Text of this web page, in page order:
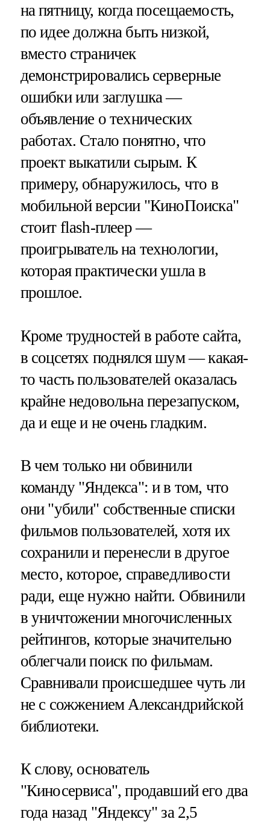
на пятницу, когда посещаемость,
по идее должна быть низкой,
вместо страничек
демонстрировались серверные
ошибки или заглушка —
объявление о технических
работах. Стало понятно, что
проект выкатили сырым. К
примеру, обнаружилось, что в
мобильной версии "КиноПоиска"
стоит flash-плеер —
проигрыватель на технологии,
которая практически ушла в
прошлое.
Кроме трудностей в работе сайта,
в соцсетях поднялся шум — какая-
то часть пользователей оказалась
крайне недовольна перезапуском,
да и еще и не очень гладким.
В чем только ни обвинили
команду "Яндекса": и в том, что
они "убили" собственные списки
фильмов пользователей, хотя их
сохранили и перенесли в другое
место, которое, справедливости
ради, еще нужно найти. Обвинили
в уничтожении многочисленных
рейтингов, которые значительно
облегчали поиск по фильмам.
Сравнивали происшедшее чуть ли
не с сожжением Александрийской
библиотеки.
К слову, основатель
"Киносервиса", продавший его два
года назад "Яндексу" за 2,5